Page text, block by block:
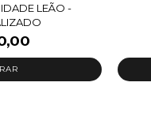
LEÃO -